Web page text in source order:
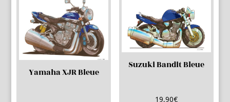
Yamaha XJR Bleue
Suzuki Bandit Bleue
19,90€